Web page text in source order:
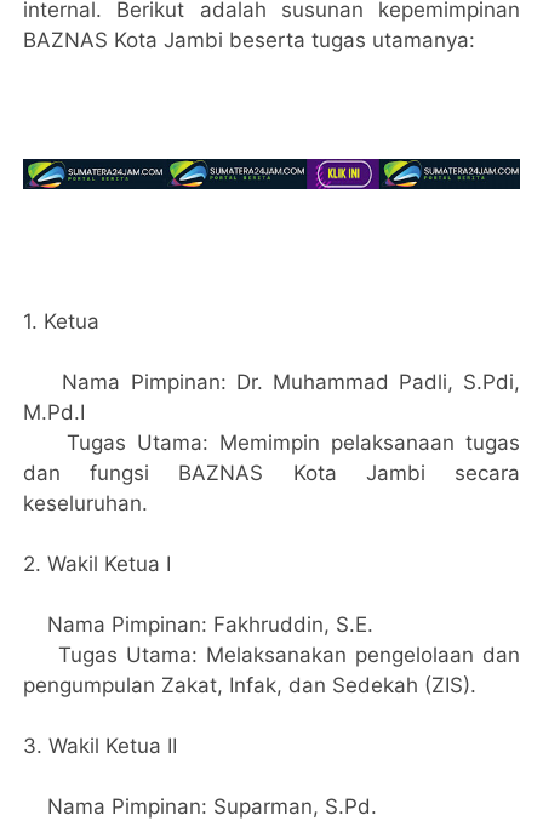
internal. Berikut adalah susunan kepemimpinan
BAZNAS Kota Jambi beserta tugas utamanya:
1. Ketua
​Nama Pimpinan: Dr. Muhammad Padli, S.Pdi,
M.Pd.I
​Tugas Utama: Memimpin pelaksanaan tugas
dan fungsi BAZNAS Kota Jambi secara
keseluruhan.
​2. Wakil Ketua I
​Nama Pimpinan: Fakhruddin, S.E.
​Tugas Utama: Melaksanakan pengelolaan dan
pengumpulan Zakat, Infak, dan Sedekah (ZIS).
​3. Wakil Ketua II
​Nama Pimpinan: Suparman, S.Pd.